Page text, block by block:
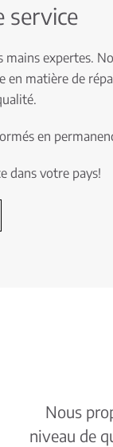
service
mains expertes.
en matière de
en
dans votre pays!
Nous
niveau de